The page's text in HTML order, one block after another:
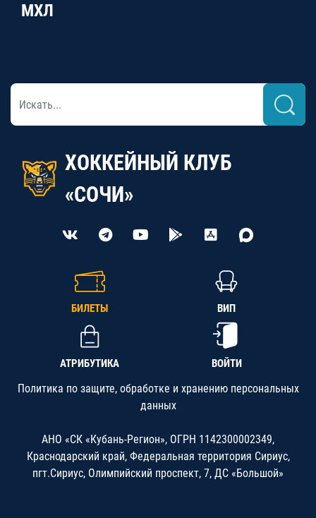
МХЛ
ХОККЕЙНЫЙ КЛУБ
«СОЧИ»
БИЛЕТЫ ВИП
АТРИБУТИКА ВОЙТИ
Политика по защите, обработке и хранению персональных
данных
АНО «СК «Кубань-Регион», ОГРН 1142300002349,
Краснодарский край, Федеральная территория Сириус,
пгт.Сириус, Олимпийский проспект, 7, ДС «Большой»